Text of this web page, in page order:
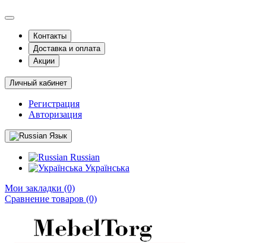
Контакты
Доставка и оплата
Акции
Личный кабинет
Регистрация
Авторизация
Язык
Russian
Українська
Мои закладки (0)
Сравнение товаров (0)